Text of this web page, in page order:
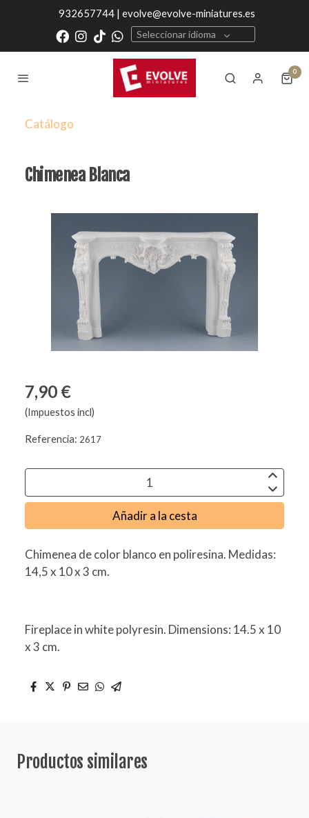
932657744 | evolve@evolve-miniatures.es
Seleccionar idioma
0
Catálogo
Chimenea Blanca
7,90 €
(Impuestos incl)
Referencia: 2617
Añadir a la cesta
Chimenea de color blanco en poliresina. Medidas:
14,5 x 10 x 3 cm.
Fireplace in white polyresin. Dimensions: 14.5 x 10
x 3 cm.
Productos similares